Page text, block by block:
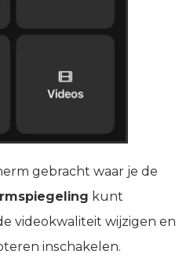
gebracht waar je de
kunt
videokwaliteit wijzigen en
inschakelen.